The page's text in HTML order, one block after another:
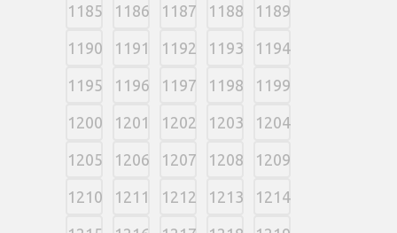
1185 1186 1187 1188 1189
1190 1191 1192 1193 1194
1195 1196 1197 1198 1199
1200 1201 1202 1203 1204
1205 1206 1207 1208 1209
1210 1211 1212 1213 1214